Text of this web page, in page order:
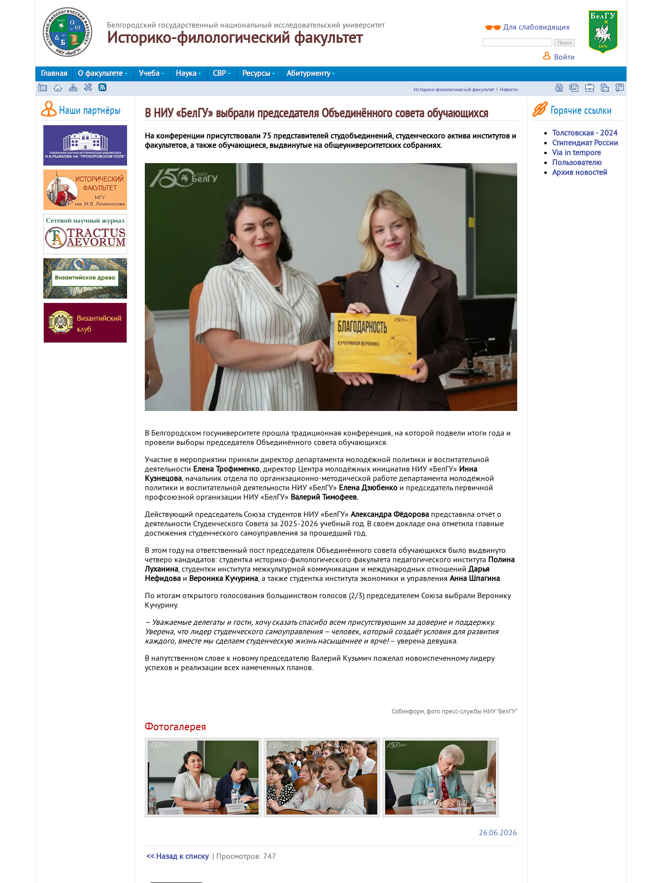
Белгородский государственный национальный исследовательский университет
Историко-филологический факультет
Для слабовидящих
Войти
Главная
О факультете Учеба Наука СВР Ресурсы Абитуриенту
Историко-филологический факультет > Новости
Наши партнёры В НИУ «БелГУ» выбрали председателя Объединённого совета обучающихся
На конференции присутствовали 75 представителей студобъединений, студенческого актива институтов и
факультетов, а также обучающиеся, выдвинутые на общеуниверситетских собраниях.
В Белгородском госуниверситете прошла традиционная конференция, на которой подвели итоги года и
провели выборы председателя Объединённого совета обучающихся.
Участие в мероприятии приняли директор департамента молодёжной политики и воспитательной
деятельности Елена Трофименко, директор Центра молодёжных инициатив НИУ «БелГУ» Инна
Кузнецова, начальник отдела по организационно-методической работе департамента молодёжной
политики и воспитательной деятельности НИУ «БелГУ» Елена Дзюбенко и председатель первичной
профсоюзной организации НИУ «БелГУ» Валерий Тимофеев.
Действующий председатель Союза студентов НИУ «БелГУ» Александра Фёдорова представила отчёт о
деятельности Студенческого Совета за 2025-2026 учебный год. В своём докладе она отметила главные
достижения студенческого самоуправления за прошедший год.
В этом году на ответственный пост председателя Объединённого совета обучающихся было выдвинуто
четверо кандидатов: студентка историко-филологического факультета педагогического института Полина
Луханина, студентки института межкультурной коммуникации и международных отношений Дарья
Нефидова и Вероника Кучурина, а также студентка института экономики и управления Анна Шпагина.
По итогам открытого голосования большинством голосов (2/3) председателем Союза выбрали Веронику
Кучурину.
– Уважаемые делегаты и гости, хочу сказать спасибо всем присутствующим за доверие и поддержку.
Уверена, что лидер студенческого самоуправления – человек, который создаёт условия для развития
каждого, вместе мы сделаем студенческую жизнь насыщеннее и ярче!– уверена девушка.
В напутственном слове к новому председателю Валерий Кузьмич пожелал новоиспеченному лидеру
успехов и реализации всех намеченных планов.
Собинформ, фото пресс-службы НИУ "БелГУ"
Фотогалерея
26.06.2026
<< Назад к списку | Просмотров: 747
Горячие ссылки
Толстовская - 2024
Стипендиат России
Via in tempore
Пользователю
Архив новостей